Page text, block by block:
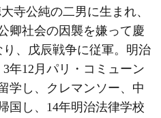
寺公純の二男に生まれ、
卿社会の因襲を嫌って慶
、戊辰戦争に従軍。明治
年12月パリ・コミューン
学し、クレマンソー、中
国し、14年明治法律学校